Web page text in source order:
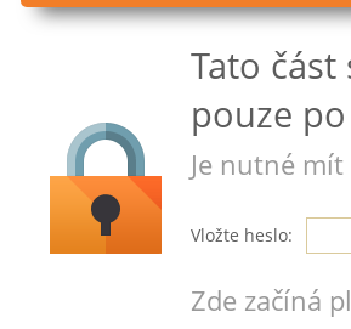
Tato
pouze
Je nutné
Vložte heslo:
Zde začíná